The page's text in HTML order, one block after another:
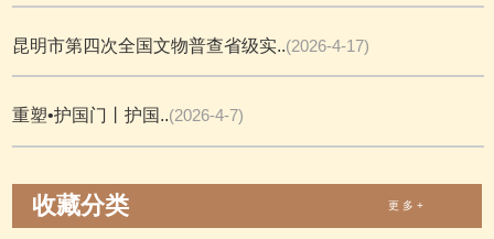
昆明市第四次全国文物普查省级实..(2026-4-17)
重塑•护国门丨护国..(2026-4-7)
收藏分类 更 多 +